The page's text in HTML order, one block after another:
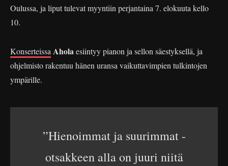
Oulussa, ja liput tulevat myyntiin perjantaina 7. elokuuta kello
10.
KonserteissaAholaesiintyy pianon ja sellon säestyksellä, ja
ohjelmisto rakentuu hänen uransa vaikuttavimpien tulkintojen
ympärille.
”Hienoimmat ja suurimmat -
otsakkeen alla on juuri niitä